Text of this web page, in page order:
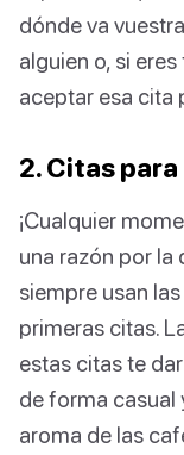
dónde va
alguien o, si
aceptar esa cita
2. Citas
¡Cualquier
una razón por la
siempre usan
primeras citas.
estas citas te
de forma casual
aroma de las